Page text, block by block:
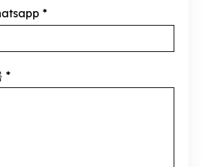
*
*